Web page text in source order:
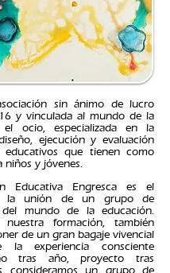
sin ánimo de lucro
y vinculada al mundo de la
ocio, especializada en la
ejecución y evaluación
educativos que tienen como
niños y jóvenes.
Educativa Engresca
es el
la unión de un grupo de
del mundo de la educación.
formación, también
de un gran bagaje vivencial
la experiencia consciente
tras año, proyecto tras
consideramos un grupo de